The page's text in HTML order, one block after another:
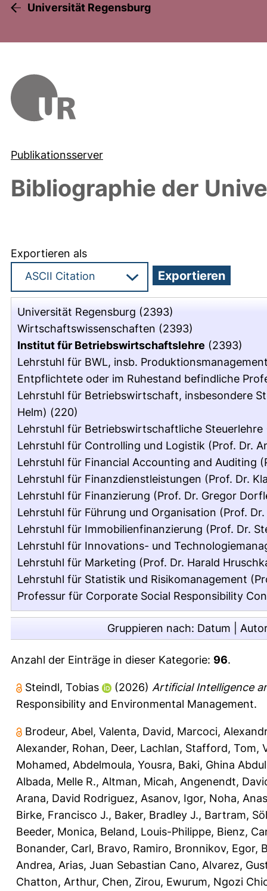
Universität Regensburg
Publikationsserver
Bibliographie der
Exportieren als
Universität Regensburg (2393)
Wirtschaftswissenschaften (2393)
Institut für Betriebswirtschaftslehre (2393)
Lehrstuhl für BWL, insb.
Entpflichtete oder im Ruhestand befindliche
Lehrstuhl für Betriebswirtschaft, insbesondere
Helm) (220)
Lehrstuhl für Betriebswirtschaftliche
Lehrstuhl für Controlling und Logistik (Prof. Dr.
Lehrstuhl für Financial Accounting and Auditing
Lehrstuhl für Finanzdienstleistungen (Prof. Dr.
Lehrstuhl für Finanzierung (Prof. Dr. Gregor
Lehrstuhl für Führung und Organisation (Prof.
Lehrstuhl für Immobilienfinanzierung (Prof. Dr.
Lehrstuhl für Innovations- und
Lehrstuhl für Marketing (Prof. Dr. Harald
Lehrstuhl für Statistik und Risikomanagement
Professur für Corporate Social Responsibility
Gruppieren nach: Datum
Anzahl der Einträge in dieser Kategorie: 96.
Steindl, Tobias (2026) Artificial Intelligence
Responsibility and Environmental Management.
Brodeur, Abel, Valenta, David, Marcoci,
Alexander, Rohan, Deer, Lachlan, Stafford, Tom,
Mohamed, Abdelmoula, Yousra, Baki, Ghina Abdul
Albada, Melle R., Altman, Micah, Angenendt,
Arana, David Rodriguez, Asanov, Igor, Noha,
Birke, Francisco J., Baker, Bradley J., Bartram,
Beeder, Monica, Beland, Louis-Philippe, Bienz,
Bonander, Carl, Bravo, Ramiro, Bronnikov, Egor,
Andrea, Arias, Juan Sebastian Cano, Alvarez,
Chatton, Arthur, Chen, Zirou, Ewurum, Ngozi